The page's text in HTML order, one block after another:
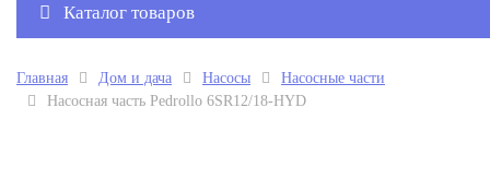
Каталог товаров
Главная Дом и дача Насосы
Насосные части
Насосная часть Pedrollo 6SR12/18-HYD